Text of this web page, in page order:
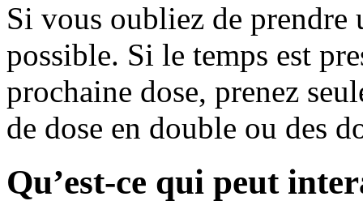
Si vous oubliez de prendre
possible. Si le temps est
prochaine dose, prenez
de dose en double ou des
Qu’est-ce qui peut